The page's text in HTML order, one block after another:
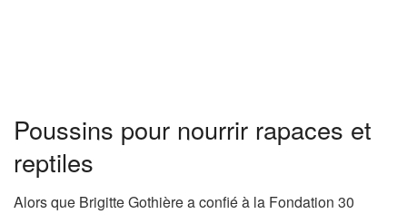
Poussins pour nourrir rapaces et
reptiles
Alors que Brigitte Gothière a confié à la Fondation 30